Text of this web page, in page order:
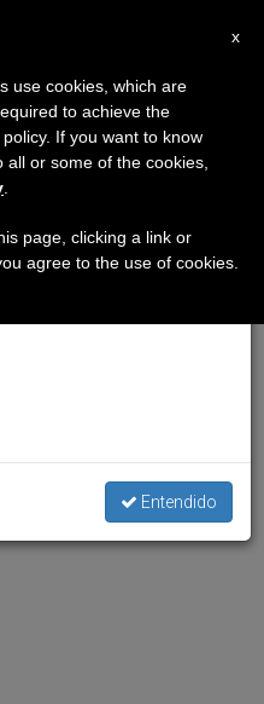
×
haremos la pausa
el periodo de verano
y también el
Entendido
x
use cookies, which are
to achieve the
If you want to know
or some of the cookies,
page, clicking a link or
agree to the use of cookies.